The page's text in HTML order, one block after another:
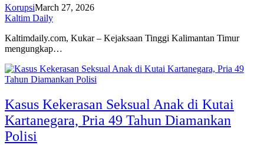
KorupsiMarch 27, 2026
Kaltim Daily
Kaltimdaily.com, Kukar – Kejaksaan Tinggi Kalimantan Timur
mengungkap…
Kasus Kekerasan Seksual Anak di Kutai
Kartanegara, Pria 49 Tahun Diamankan
Polisi